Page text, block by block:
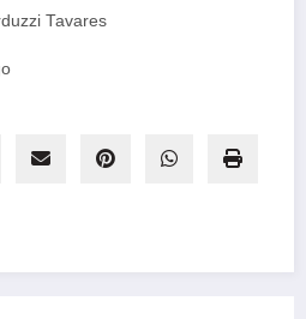
Tavares